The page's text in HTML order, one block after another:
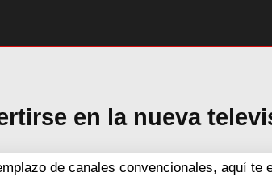
en la nueva
de canales convencionales, aquí te